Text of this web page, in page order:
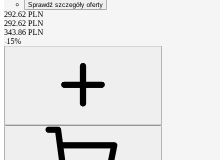
Sprawdź szczegóły oferty
292.62 PLN
292.62 PLN
343.86 PLN
-15%